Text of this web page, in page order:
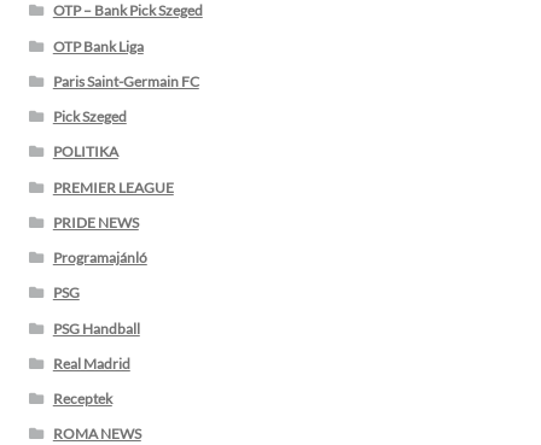
OTP – Bank Pick Szeged
OTP Bank Liga
Paris Saint-Germain FC
Pick Szeged
POLITIKA
PREMIER LEAGUE
PRIDE NEWS
Programajánló
PSG
PSG Handball
Real Madrid
Receptek
ROMA NEWS